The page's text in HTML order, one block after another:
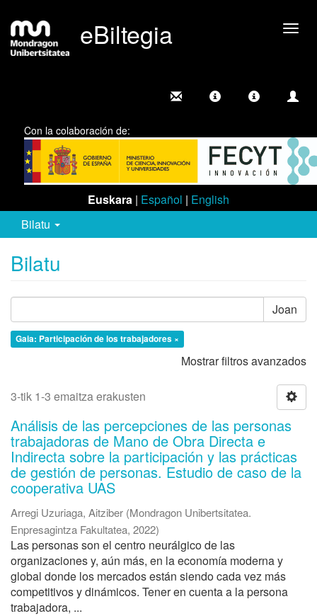
eBiltegia
Con la colaboración de:
Euskara | Español | English
Bilatu
Bilatu
Joan
Gaia: Participación de los trabajadores ×
Mostrar filtros avanzados
3-tik 1-3 emaitza erakusten
Análisis de las percepciones de las personas
trabajadoras de Mano de Obra Directa e
Indirecta sobre la participación y las prácticas
de gestión de personas. Estudio de caso de la
cooperativa UAS
Arregi Uzuriaga, Aitziber (Mondragon Unibertsitatea.
Enpresagintza Fakultatea, 2022)
Las personas son el centro neurálgico de las
organizaciones y, aún más, en la economía moderna y
global donde los mercados están siendo cada vez más
competitivos y dinámicos. Tener en cuenta a la persona
trabajadora, ...